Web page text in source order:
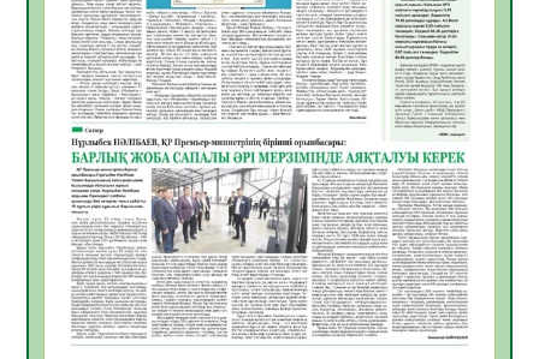
Өрт қауіпсіздігі талаптарын сақтау – әр
азаматтың міндеті
05.08.2026
35
Руслан Рүстемұлы облыс әкімінің
кеңесшісі болып тағайындалды
05.08.2026
33
Цифрландыру саласын дамыту аясында
салынатын жаңа орталықтың жобасы
талқыланды
05.08.2026
32